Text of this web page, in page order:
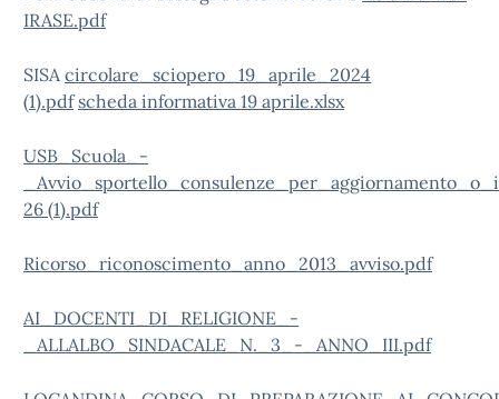
IRASE.pdf
SISAcircolare_sciopero_19_aprile_2024
(1).pdf scheda informativa 19 aprile.xlsx
USB_Scuola_-
26 (1).pdf
Ricorso_riconoscimento_anno_2013_avviso.pdf
AI_DOCENTI_DI_RELIGIONE_-
_ALLALBO_SINDACALE_N._3_-_ANNO_III.pdf